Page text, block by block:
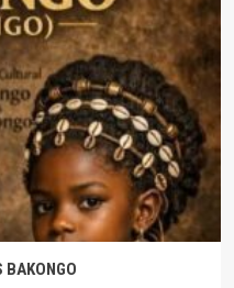
BAKONGO